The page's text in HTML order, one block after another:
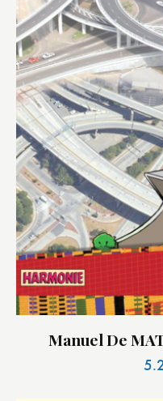
Manuel De